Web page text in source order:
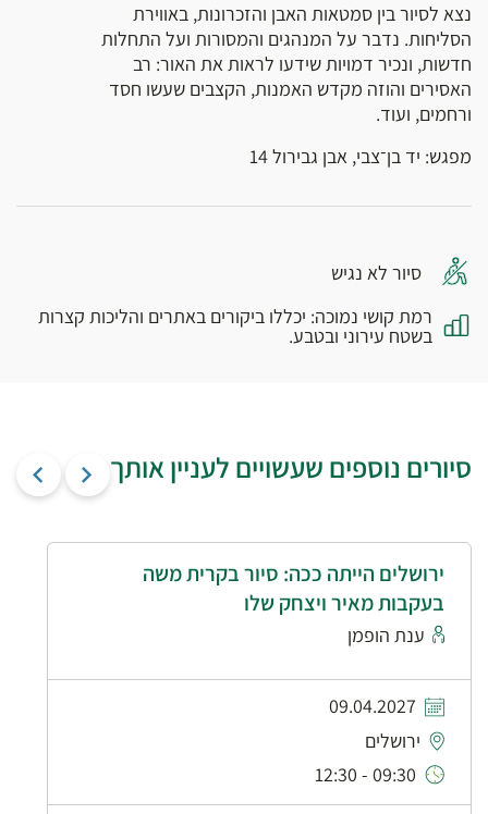
נצא לסיור בין סמטאות האבן והזכרונות, באווירת
הסליחות. נדבר על המנהגים והמסורות ועל התחלות
חדשות, ונכיר דמויות שידעו לראות את האור: רב
האסירים והוזה מקדש האמנות, הקצבים שעשו חסד
ורחמים, ועוד.
מפגש: יד בן־צבי, אבן גבירול 14
סיור לא נגיש
רמת קושי נמוכה: יכללו ביקורים באתרים והליכות קצרות
בשטח עירוני ובטבע.
סיורים נוספים שעשויים לעניין אותך
ירושלים הייתה ככה: סיור בקרית משה
בעקבות מאיר ויצחק שלו
ענת הופמן
09.04.2027
ירושלים
09:30 - 12:30